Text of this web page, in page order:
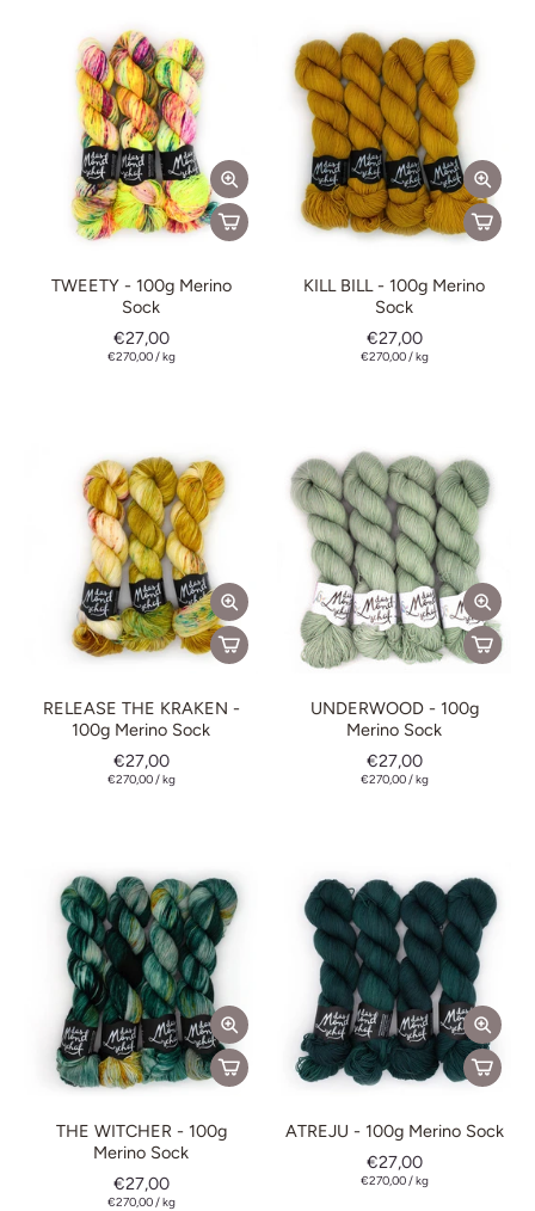
TWEETY - 100g Merino
Sock
€27,00
€270,00/kg
KILL BILL - 100g Merino
Sock
€27,00
€270,00/kg
RELEASE THE KRAKEN -
100g Merino Sock
€27,00
€270,00/kg
UNDERWOOD - 100g
Merino Sock
€27,00
€270,00/kg
THE WITCHER - 100g
Merino Sock
€27,00
€270,00/kg
ATREJU - 100g Merino Sock
€27,00
€270,00/kg